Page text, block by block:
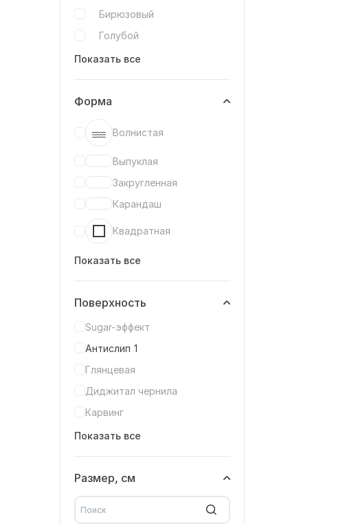
Бирюзовый
Голубой
Показать все
Форма
Волнистая
Выпуклая
Закругленная
Карандаш
Квадратная
Показать все
Поверхность
Sugar-эффект
Антислип 1
Глянцевая
Диджитал чернила
Карвинг
Показать все
Размер, см